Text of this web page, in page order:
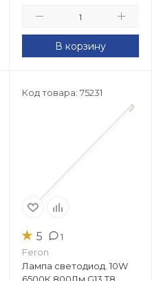
В корзину
Код товара: 75231
★ 5 1
Feron
Лампа светодиод. 10W